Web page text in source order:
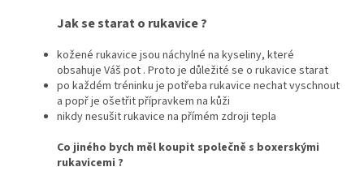
Jak se starat o rukavice ?
kožené rukavice jsou náchylné na kyseliny, které
obsahuje Váš pot . Proto je důležité se o rukavice starat
po každém tréninku je potřeba rukavice nechat vyschnout
a popř je ošetřit přípravkem na kůži
nikdy nesušit rukavice na přímém zdroji tepla
Co jiného bych měl koupit společně s boxerskými
rukavicemi ?